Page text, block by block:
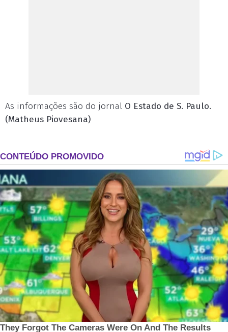
As informações são do jornal O Estado de S. Paulo.
(Matheus Piovesana)